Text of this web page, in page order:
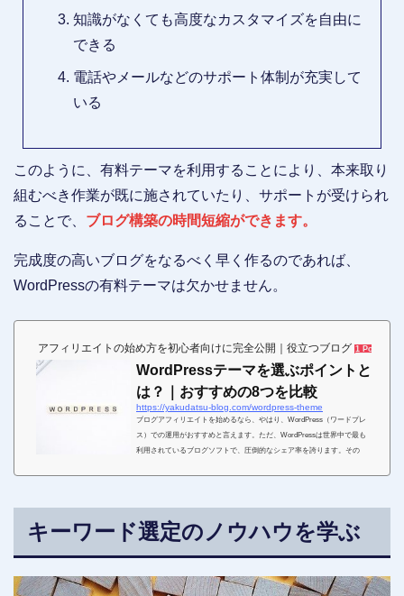
知識がなくても高度なカスタマイズを自由に
できる
電話やメールなどのサポート体制が充実して
いる
このように、有料テーマを利用することにより、本来取り
組むべき作業が既に施されていたり、サポートが受けられ
ることで、 ブログ構築の時間短縮ができます。
完成度の高いブログをなるべく早く作るのであれば、
WordPressの有料テーマは欠かせません。
アフィリエイトの始め方を初心者向けに完全公開｜役立つブログ 1 Pocket
WordPressテーマを選ぶポイントと
は？｜おすすめの8つを比較
https://yakudatsu-blog.com/wordpress-theme
ブログアフィリエイトを始めるなら、やはり、WordPress（ワードプレ
ス）での運用がおすすめと言えます。ただ、WordPressは世界中で最も
利用されているブログソフトで、圧倒的なシェア率を誇ります。その
な疑問がかなり多くあるのではないでしょうか？そこでこちら...
キーワード選定のノウハウを学ぶ